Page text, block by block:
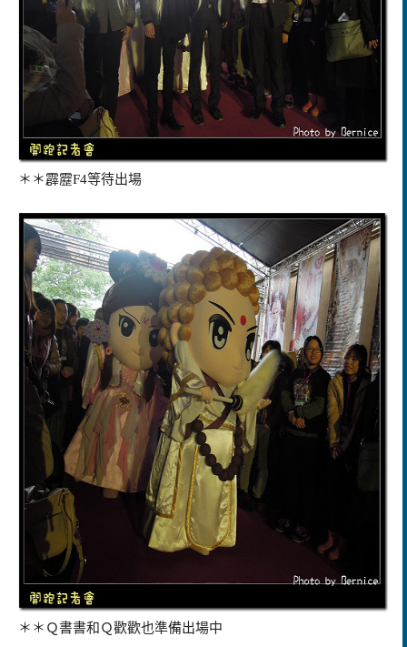
＊＊霹靂F4等待出場
＊＊Ｑ書書和Ｑ歡歡也準備出場中